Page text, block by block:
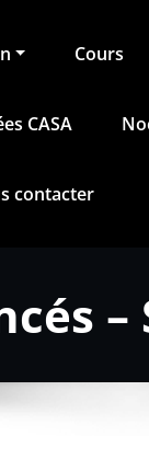
Cours
CASA
contacter